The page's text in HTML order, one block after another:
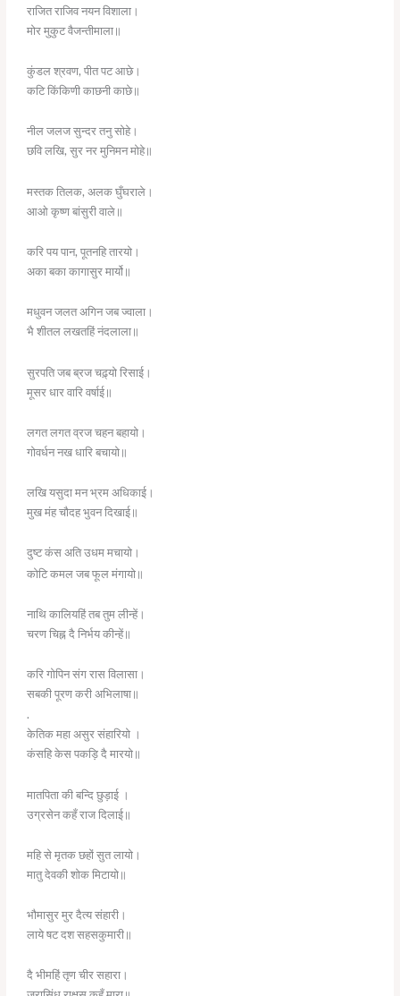
राजित राजिव नयन विशाला।
मोर मुकुट वैजन्तीमाला॥
कुंडल श्रवण, पीत पट आछे।
कटि किंकिणी काछनी काछे॥
नील जलज सुन्दर तनु सोहे।
छवि लखि, सुर नर मुनिमन मोहे॥
मस्तक तिलक, अलक घुँघराले।
आओ कृष्ण बांसुरी वाले॥
करि पय पान, पूतनहि तारयो।
अका बका कागासुर मार्यो॥
मधुवन जलत अगिन जब ज्वाला।
भै शीतल लखतहिं नंदलाला॥
सुरपति जब ब्रज चढ़्यो रिसाई।
मूसर धार वारि वर्षाई॥
लगत लगत व्रज चहन बहायो।
गोवर्धन नख धारि बचायो॥
लखि यसुदा मन भ्रम अधिकाई।
मुख मंह चौदह भुवन दिखाई॥
दुष्ट कंस अति उधम मचायो।
कोटि कमल जब फूल मंगायो॥
नाथि कालियहिं तब तुम लीन्हें।
चरण चिह्न दै निर्भय कीन्हें॥
करि गोपिन संग रास विलासा।
सबकी पूरण करी अभिलाषा॥
.
केतिक महा असुर संहारियो ।
कंसहि केस पकड़ि दै मारयो॥
मातपिता की बन्दि छुड़ाई ।
उग्रसेन कहँ राज दिलाई॥
महि से मृतक छहों सुत लायो।
मातु देवकी शोक मिटायो॥
भौमासुर मुर दैत्य संहारी।
लाये षट दश सहसकुमारी॥
दै भीमहिं तृण चीर सहारा।